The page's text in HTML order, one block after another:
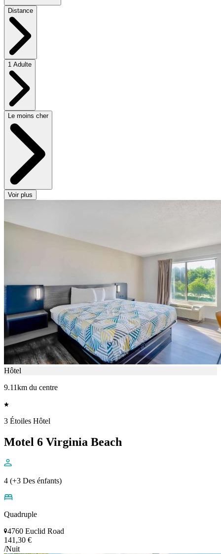
Distance
1 Adulte
Le moins cher
Voir plus
Hôtel
9.11km du centre
3 Étoiles Hôtel
Motel 6 Virginia Beach
4 (+3 Des énfants)
Quadruple
4760 Euclid Road
141,30 €
/Nuit